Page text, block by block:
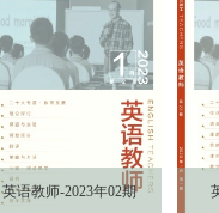
英语教师-2023年02期